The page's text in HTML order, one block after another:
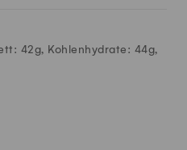
42g, Kohlenhydrate: 44g,